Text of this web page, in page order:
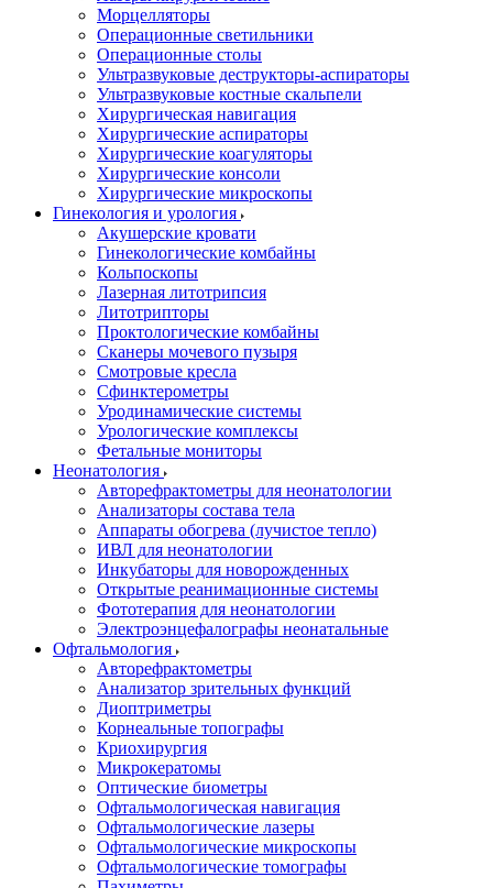
Морцелляторы
Операционные светильники
Операционные столы
Ультразвуковые деструкторы-аспираторы
Ультразвуковые костные скальпели
Хирургическая навигация
Хирургические аспираторы
Хирургические коагуляторы
Хирургические консоли
Хирургические микроскопы
Гинекология и урология
Акушерские кровати
Гинекологические комбайны
Кольпоскопы
Лазерная литотрипсия
Литотрипторы
Проктологические комбайны
Сканеры мочевого пузыря
Смотровые кресла
Сфинктерометры
Уродинамические системы
Урологические комплексы
Фетальные мониторы
Неонатология
Авторефрактометры для неонатологии
Анализаторы состава тела
Аппараты обогрева (лучистое тепло)
ИВЛ для неонатологии
Инкубаторы для новорожденных
Открытые реанимационные системы
Фототерапия для неонатологии
Электроэнцефалографы неонатальные
Офтальмология
Авторефрактометры
Анализатор зрительных функций
Диоптриметры
Корнеальные топографы
Криохирургия
Микрокератомы
Оптические биометры
Офтальмологическая навигация
Офтальмологические лазеры
Офтальмологические микроскопы
Офтальмологические томографы